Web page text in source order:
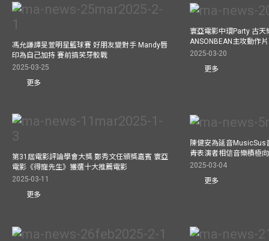
馮允謙譚旻萱明星籃球賽 好朋友變對手 Mandy唇
印為自己加持 賽前搞笑牙骹戰
2025-03-25
更多
寰亞電影中環Party 古
ANSONBEAN主攻動作
2025-03-20
更多
第31屆電影評論學會大獎 鄭秀文任頒獎嘉賓 寰亞
電影《得寵先生》獲選十大推薦電影
2025-03-11
更多
陳健安為延音MusicSus
青表演者相信音樂積極
2025-03-04
更多